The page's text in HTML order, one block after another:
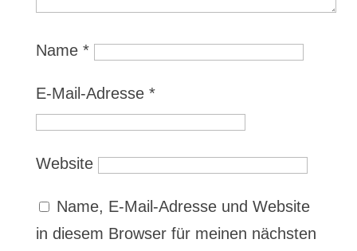
Name *
E-Mail-Adresse *
Website
Name, E-Mail-Adresse und Website
in diesem Browser für meinen nächsten